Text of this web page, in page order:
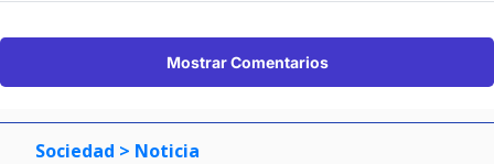
Mostrar Comentarios
Sociedad > Noticia